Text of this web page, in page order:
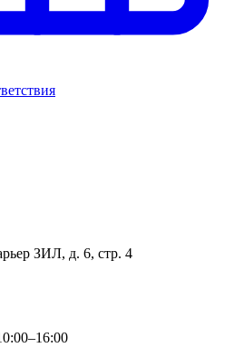
ЗИЛ, д. 6, стр. 4